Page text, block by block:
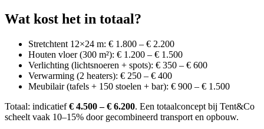
Wat kost het in totaal?
Stretchtent 12×24 m: € 1.800 – € 2.200
Houten vloer (300 m²): € 1.200 – € 1.500
Verlichting (lichtsnoeren + spots): € 350 – € 600
Verwarming (2 heaters): € 250 – € 400
Meubilair (tafels + 150 stoelen + bar): € 900 – € 1.500
Totaal: indicatief€ 4.500 – € 6.200. Een totaalconcept bij Tent&Co
scheelt vaak 10–15% door gecombineerd transport en opbouw.